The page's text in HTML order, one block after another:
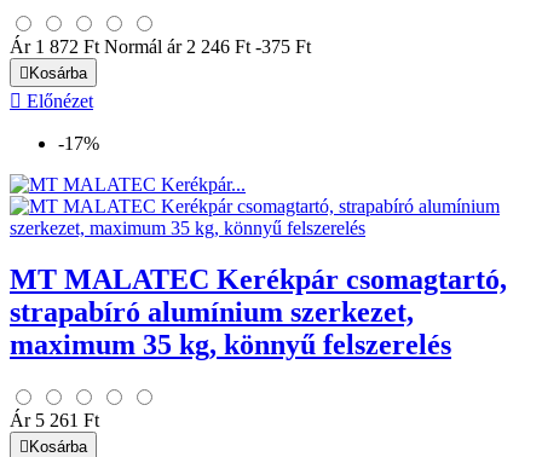
Ár 1 872 Ft Normál ár 2 246 Ft -375 Ft
 Kosárba
 Előnézet
-17%
MT MALATEC Kerékpár csomagtartó,
strapabíró alumínium szerkezet,
maximum 35 kg, könnyű felszerelés
Ár 5 261 Ft
 Kosárba